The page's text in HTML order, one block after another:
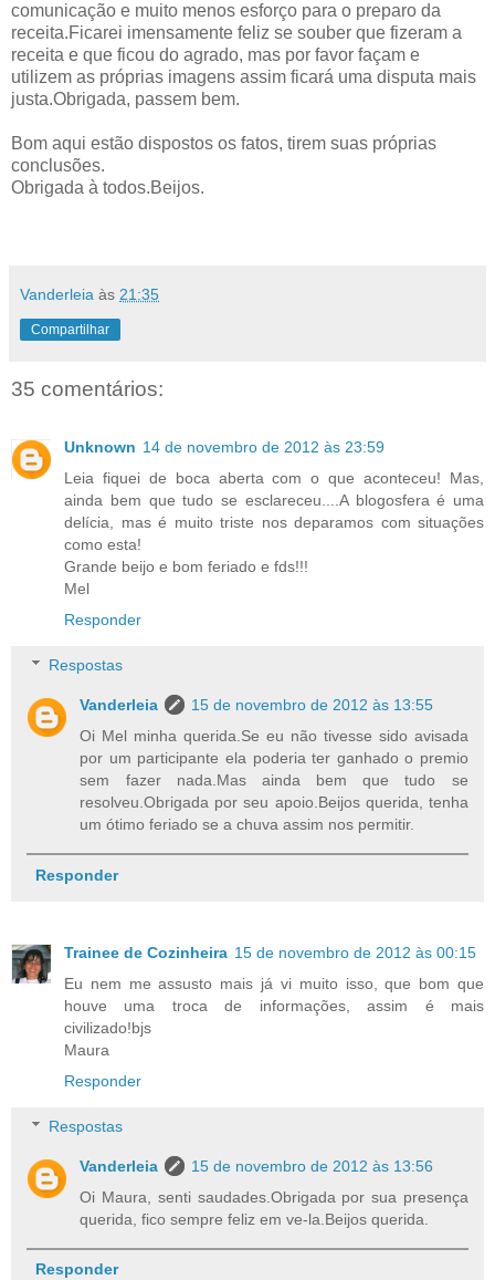
comunicação e muito menos esforço para o preparo da
receita.Ficarei imensamente feliz se souber que fizeram a
receita e que ficou do agrado, mas por favor façam e
utilizem as próprias imagens assim ficará uma disputa mais
justa.Obrigada, passem bem.
Bom aqui estão dispostos os fatos, tirem suas próprias
conclusões.
Obrigada à todos.Beijos.
Vanderleia às 21:35
Compartilhar
35 comentários:
Unknown 14 de novembro de 2012 às 23:59
Leia fiquei de boca aberta com o que aconteceu! Mas,
ainda bem que tudo se esclareceu....A blogosfera é uma
delícia, mas é muito triste nos deparamos com situações
como esta!
Grande beijo e bom feriado e fds!!!
Mel
Responder
Respostas
Vanderleia
15 de novembro de 2012 às 13:55
Oi Mel minha querida.Se eu não tivesse sido avisada
por um participante ela poderia ter ganhado o premio
sem fazer nada.Mas ainda bem que tudo se
resolveu.Obrigada por seu apoio.Beijos querida, tenha
um ótimo feriado se a chuva assim nos permitir.
Responder
Trainee de Cozinheira 15 de novembro de 2012 às 00:15
Eu nem me assusto mais já vi muito isso, que bom que
houve uma troca de informações, assim é mais
civilizado!bjs
Maura
Responder
Respostas
Vanderleia
15 de novembro de 2012 às 13:56
Oi Maura, senti saudades.Obrigada por sua presença
querida, fico sempre feliz em ve-la.Beijos querida.
Responder